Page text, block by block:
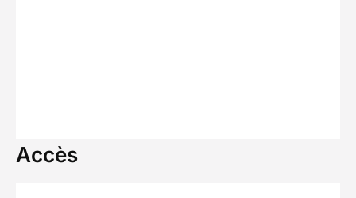
Accès